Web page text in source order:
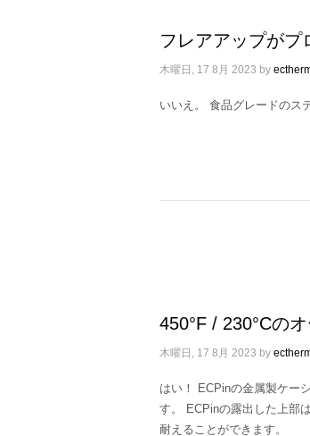
フレアアップがプ
木曜日, 17 8月 2023 by
いいえ。 食品グレードのス
450°F / 230°Cの
木曜日, 17 8月 2023 by
はい！ ECPinの金属製ケー
す。 ECPinの露出した上部
耐えることができます。